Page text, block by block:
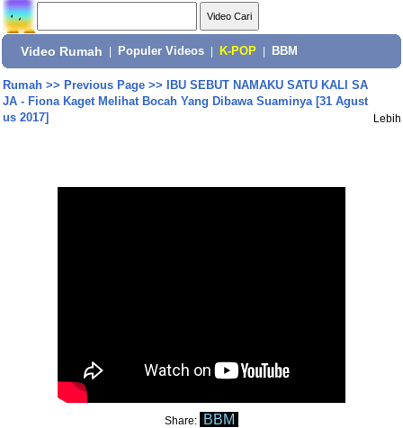
Video Rumah Populer Videos K-POP BBM
Rumah>> Previous Page>>
IBU SEBUT NAMAKU SATU KALI SA
JA - Fiona Kaget Melihat Bocah Yang Dibawa Suaminya [31 Agust
us 2017]
Lebih
Share: BBM